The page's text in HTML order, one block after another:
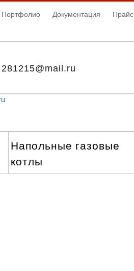
281215@mail.ru
Портфолио Документация Прайс
Напольные газовые
котлы